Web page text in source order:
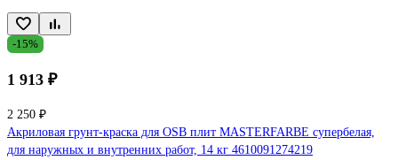
-15%
1 913 ₽
2 250 ₽
Акриловая грунт-краска для OSB плит MASTERFARBE супербелая,
для наружных и внутренних работ, 14 кг 4610091274219